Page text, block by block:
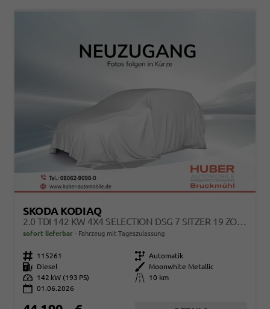
SKODA KODIAQ
2.0 TDI 142 KW 4X4 SELECTION DSG 7 SITZER 19 ZOLL AHK
sofort lieferbar Fahrzeug mit Tageszulassung
Fahrzeugnr. 115261 Getriebe Automatik
Kraftstoff
Diesel Außenfarbe
Moonwhite Metallic
Leistung
142 kW (193 PS) Kilometerstand
10 km
01.06.2026